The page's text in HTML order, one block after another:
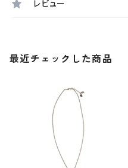
レビュー
最近チェックした商品